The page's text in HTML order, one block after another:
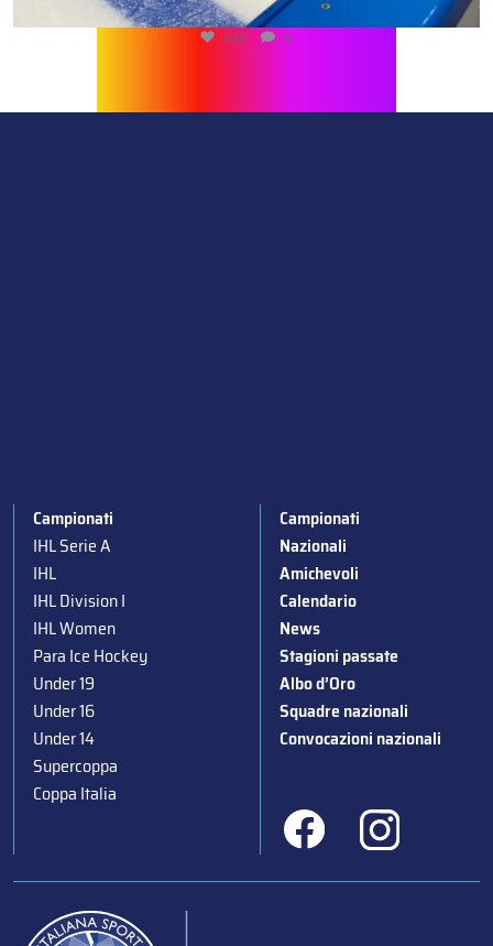
432 0
Campionati
IHL Serie A
IHL
IHL Division I
IHL Women
Para Ice Hockey
Under 19
Under 16
Under 14
Supercoppa
Coppa Italia
Campionati
Nazionali
Amichevoli
Calendario
News
Stagioni passate
Albo d’Oro
Squadre nazionali
Convocazioni nazionali